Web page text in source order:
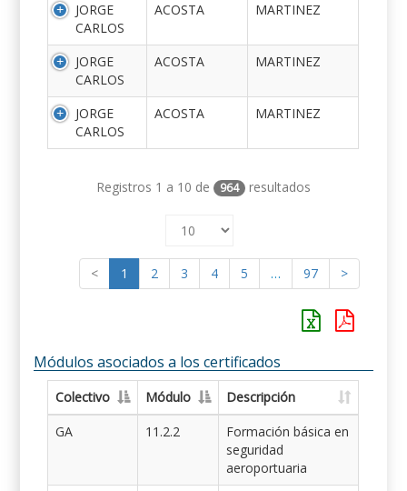
JORGE
CARLOS
ACOSTA MARTINEZ
JORGE
CARLOS
ACOSTA MARTINEZ
JORGE
CARLOS
ACOSTA MARTINEZ
Registros 1 a 10 de 964 resultados
< 1 2 3 4 5 … 97 >
Módulos asociados a los certificados
Colectivo Módulo
Descripción
GA
11.2.2
Formación básica en
seguridad
aeroportuaria